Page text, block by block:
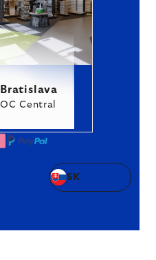
Bratislava
OC Central
SK